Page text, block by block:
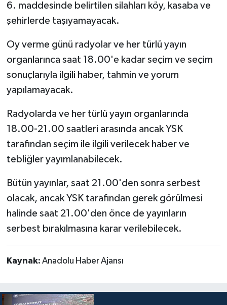
6. maddesinde belirtilen silahları köy, kasaba ve
şehirlerde taşıyamayacak.
Oy verme günü radyolar ve her türlü yayın
organlarınca saat 18.00'e kadar seçim ve seçim
sonuçlarıyla ilgili haber, tahmin ve yorum
yapılamayacak.
Radyolarda ve her türlü yayın organlarında
18.00-21.00 saatleri arasında ancak YSK
tarafından seçim ile ilgili verilecek haber ve
tebliğler yayımlanabilecek.
Bütün yayınlar, saat 21.00'den sonra serbest
olacak, ancak YSK tarafından gerek görülmesi
halinde saat 21.00'den önce de yayınların
serbest bırakılmasına karar verilebilecek.
Kaynak: Anadolu Haber Ajansı